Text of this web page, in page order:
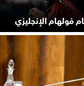
فولهام الإنجليزي